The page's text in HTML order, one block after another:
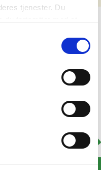
tjenester. Du